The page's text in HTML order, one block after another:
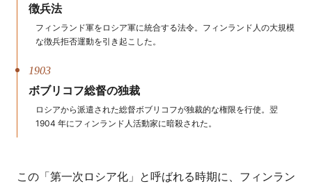
徴兵法
フィンランド軍をロシア軍に統合する法令。フィンランド人の大規模
な徴兵拒否運動を引き起こした。
1903
ボブリコフ総督の独裁
ロシアから派遣された総督ボブリコフが独裁的な権限を行使。翌
1904 年にフィンランド人活動家に暗殺された。
この「第一次ロシア化」と呼ばれる時期に、フィンラン